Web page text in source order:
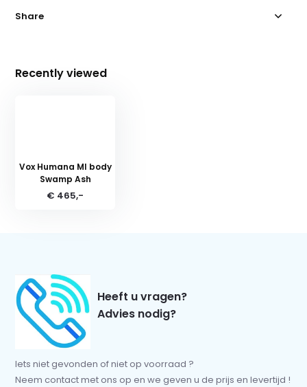
Share
Recently viewed
Vox Humana MI body
Swamp Ash
€ 465,-
Heeft u vragen?
Advies nodig?
Iets niet gevonden of niet op voorraad ?
Neem contact met ons op en we geven u de prijs en levertijd !